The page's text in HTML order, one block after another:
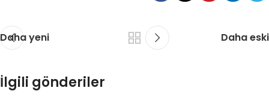
Daha yeni Daha eski
İlgili gönderiler